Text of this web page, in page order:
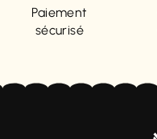
Paiement
sécurisé